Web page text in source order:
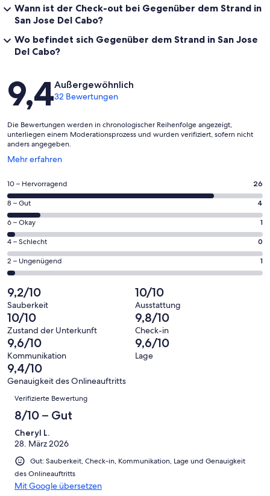
Wann ist der Check-out bei Gegenüber dem Strand in
San Jose Del Cabo?
Wo befindet sich Gegenüber dem Strand in San Jose
Del Cabo?
Bewertungen
9,4Außergewöhnlich
32 Bewertungen
Die Bewertungen werden in chronologischer Reihenfolge angezeigt,
unterliegen einem Moderationsprozess und wurden verifiziert, sofern nicht
anders angegeben.
Mehr erfahren
Wird
einem
neuen
Fenster
geöffnet
26
von
insgesamt
32
Gästebewertungen
haben
eine
Bewertung
von
10
-
Hervorragend
10 – Hervorragend 26
4
von
insgesamt
32
Gästebewertungen
haben
Bewertung
von
8
-
Gut
8 – Gut 4
1
von
insgesamt
32
Gästebewertungen
haben
eine
Bewertung
von
6
-
Okay
6 – Okay 1
0
von
insgesamt
Gästebewertungen
haben
eine
Bewertung
von
4
-
Schlecht
4 – Schlecht 0
1
von
insgesamt
32
Gästebewertungen
haben
eine
Bewertung
von
2
Ungenügend
2 – Ungenügend 1
9,2/10
Sauberkeit
10/10
Ausstattung
10/10
Zustand der Unterkunft
9,8/10
Check-in
9,6/10
Kommunikation
9,6/10
Lage
9,4/10
Genauigkeit des Onlineauftritts
Bewertungen
Verifizierte Bewertung
8/10 – Gut
Cheryl L.
28. März 2026
Gut: Sauberkeit, Check-in, Kommunikation, Lage und Genauigkeit
des Onlineauftritts
Mit Google übersetzen